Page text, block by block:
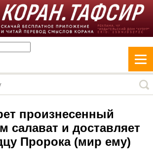
произнесенный
салават и доставляет
Пророка (мир ему)